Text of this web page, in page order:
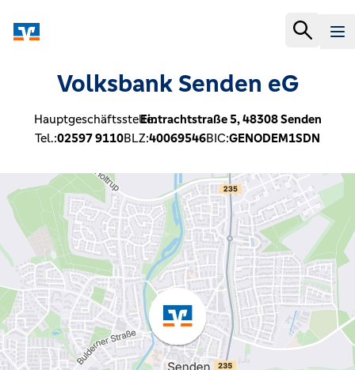
Volksbank Senden eG
Hauptgeschäftsstelle:Eintrachtstraße 5,48308Senden
Tel.:02597 9110BLZ:40069546BIC:GENODEM1SDN